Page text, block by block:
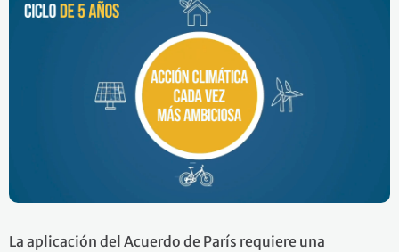
La aplicación del Acuerdo de París requiere una